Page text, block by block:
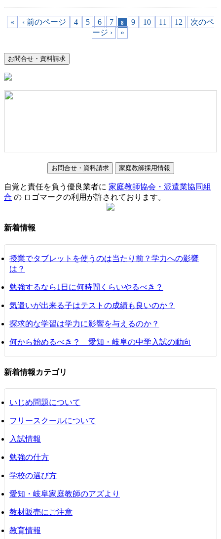
« ‹ 前のページ 4 5 6 7 8 9 10 11 12
次のペ
ージ ›
»
お問合せ・資料請求
お問合せ・資料請求 家庭教師採用情報
自覚と責任を負う優良業者に 家庭教師協会・派遣業協同組
合 の ロゴマークの利用が許されております。
新着情報
授業でタブレットを使うのは当たり前？学力への影響
は？
勉強するなら1日に何時間くらいやるべき？
気遣いが出来る子はテストの成績も良いのか？
探求的な学習は学力に影響を与えるのか？
何から始めるべき？ 愛知・岐阜の中学入試の動向
新着情報カテゴリ
いじめ問題について
フリースクールについて
入試情報
勉強の仕方
学校の選び方
愛知・岐阜家庭教師のアズより
教材販売にご注意
教育情報